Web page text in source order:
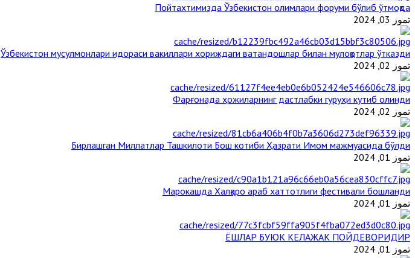
Пойтахтимизда Ўзбекистон олимлари форуми бўлиб ўтмоқда
تموز 03, 2024
Ўзбекистон мусулмонлари идораси вакиллари хориждаги ватандошлар билан мулоқотлар ўтказди
تموز 02, 2024
Фарғонада ҳожиларнинг дастлабки гуруҳи кутиб олинди
تموز 02, 2024
Бирлашган Миллатлар Ташкилоти Бош котиби Ҳазрати Имом мажмуасида бўлди
تموز 01, 2024
Марокашда Халқаро араб хаттотлиги фестивали бошланди
تموز 01, 2024
ЁШЛАР БУЮК КЕЛАЖАК ПОЙДЕВОРИДИР
تموز 01, 2024